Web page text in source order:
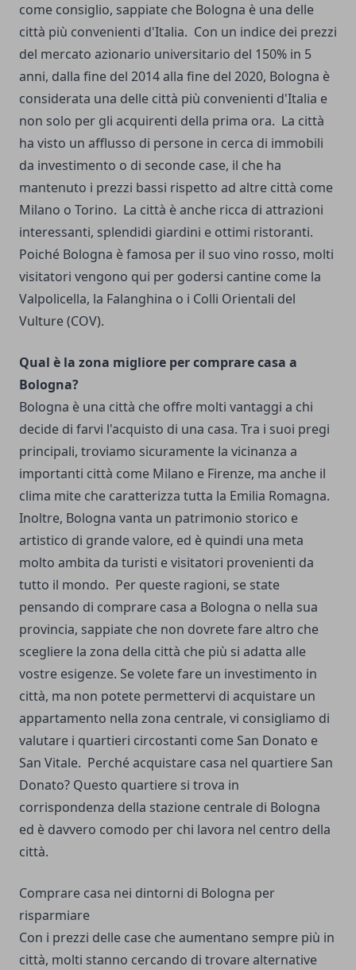
come consiglio, sappiate che Bologna è una delle
città più convenienti d'Italia. Con un indice dei prezzi
del mercato azionario universitario del 150% in 5
anni, dalla fine del 2014 alla fine del 2020, Bologna è
considerata una delle città più convenienti d'Italia e
non solo per gli acquirenti della prima ora. La città
ha visto un afflusso di persone in cerca di immobili
da investimento o di seconde case, il che ha
mantenuto i prezzi bassi rispetto ad altre città come
Milano o Torino. La città è anche ricca di attrazioni
interessanti, splendidi giardini e ottimi ristoranti.
Poiché Bologna è famosa per il suo vino rosso, molti
visitatori vengono qui per godersi cantine come la
Valpolicella, la Falanghina o i Colli Orientali del
Vulture (COV).
Qual è la zona migliore per comprare casa a
Bologna?
Bologna è una città che offre molti vantaggi a chi
decide di farvi l'acquisto di una casa. Tra i suoi pregi
principali, troviamo sicuramente la vicinanza a
importanti città come Milano e Firenze, ma anche il
clima mite che caratterizza tutta la Emilia Romagna.
Inoltre, Bologna vanta un patrimonio storico e
artistico di grande valore, ed è quindi una meta
molto ambita da turisti e visitatori provenienti da
tutto il mondo. Per queste ragioni, se state
pensando di comprare casa a Bologna o nella sua
provincia, sappiate che non dovrete fare altro che
scegliere la zona della città che più si adatta alle
vostre esigenze. Se volete fare un investimento in
città, ma non potete permettervi di acquistare un
appartamento nella zona centrale, vi consigliamo di
valutare i quartieri circostanti come San Donato e
San Vitale. Perché acquistare casa nel quartiere San
Donato? Questo quartiere si trova in
corrispondenza della stazione centrale di Bologna
ed è davvero comodo per chi lavora nel centro della
città.
Comprare casa nei dintorni di Bologna per
risparmiare
Con i prezzi delle case che aumentano sempre più in
città, molti stanno cercando di trovare alternative